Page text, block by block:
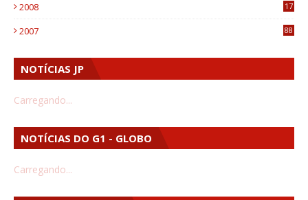
2008
17
2007 88
NOTÍCIAS JP
Carregando...
NOTÍCIAS DO G1 - GLOBO
Carregando...